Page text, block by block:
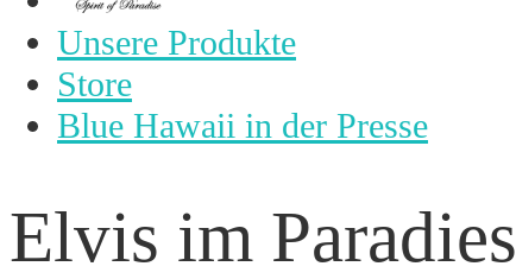
Unsere Produkte
Store
Blue Hawaii in der Presse
Elvis im